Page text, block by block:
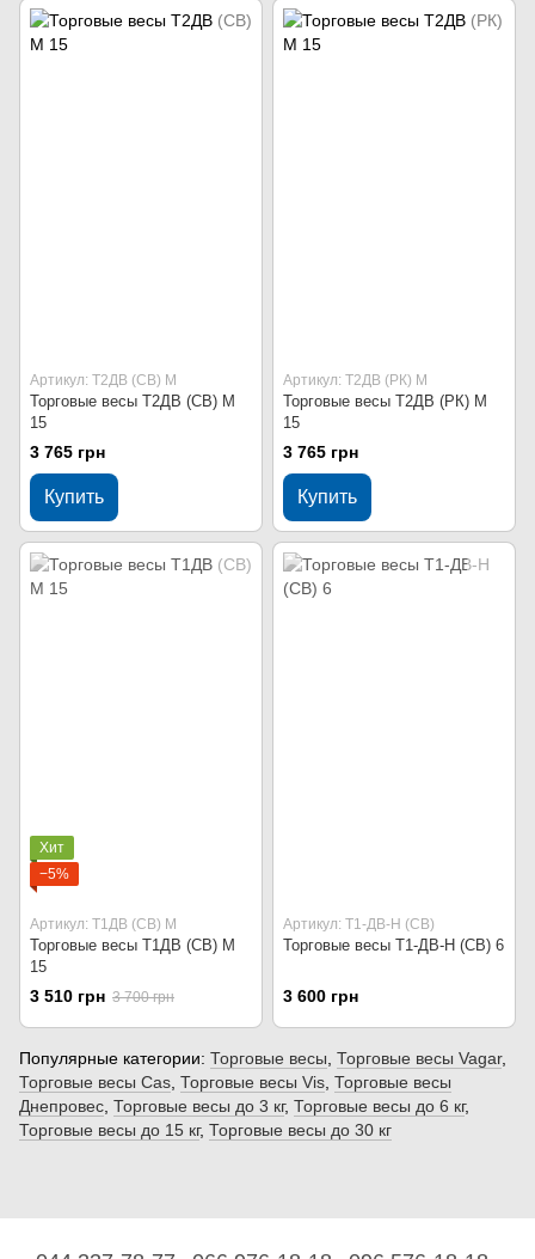
Артикул: Т2ДВ (СВ) М
Торговые весы Т2ДВ (СВ) М
15
3 765 грн
Купить
Артикул: Т2ДВ (РК) М
Торговые весы Т2ДВ (РК) М
15
3 765 грн
Купить
Хит
−5%
Артикул: Т1ДВ (СВ) М
Торговые весы Т1ДВ (СВ) М
15
3 510 грн 3 700 грн
Артикул: Т1-ДВ-Н (СВ)
Торговые весы Т1-ДВ-Н (СВ) 6
3 600 грн
Популярные категории: Торговые весы Торговые весы Vagar,
Торговые весы Сas Торговые весы Vis Торговые весы
Днепровес Торговые весы до 3 кг, Торговые весы до 6 кг,
Торговые весы до 15 кг, Торговые весы до 30 кг